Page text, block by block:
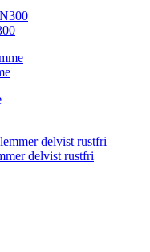
delvist rustfri